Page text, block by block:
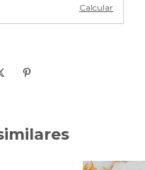
Calcular